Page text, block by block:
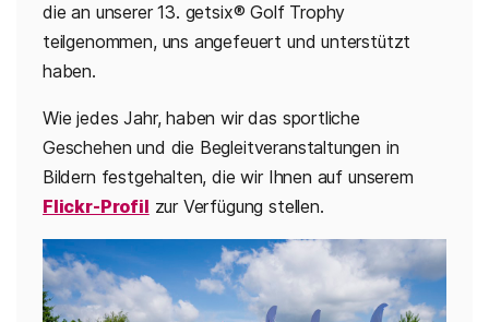
die an unserer 13. getsix® Golf Trophy
teilgenommen, uns angefeuert und unterstützt
haben.
Wie jedes Jahr, haben wir das sportliche
Geschehen und die Begleitveranstaltungen in
Bildern festgehalten, die wir Ihnen auf unserem
Flickr-Profil zur Verfügung stellen.